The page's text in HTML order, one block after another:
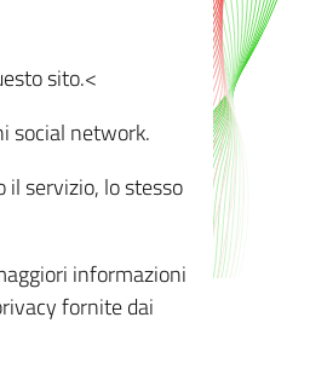
sito.<
social network.
servizio, lo stesso
informazioni
fornite dai